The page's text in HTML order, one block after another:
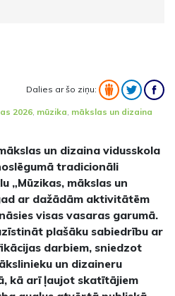
Dalies ar šo ziņu:
2026 mūzika mākslas un dizaina
un dizaina vidusskola
tradicionāli
„Mūzikas, mākslas un
ar dažādām aktivitātēm
visas vasaras garumā.
plašāku sabiedrību ar
darbiem, sniedzot
un dizaineru
kā arī ļaujot skatītājiem